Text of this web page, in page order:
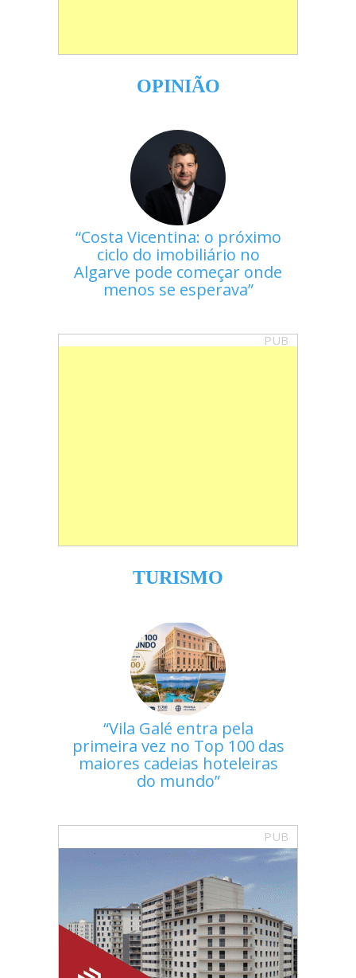
OPINIÃO
Costa Vicentina: o próximo
ciclo do imobiliário no
Algarve pode começar onde
menos se esperava
PUB
TURISMO
Vila Galé entra pela
primeira vez no Top 100 das
maiores cadeias hoteleiras
do mundo
PUB